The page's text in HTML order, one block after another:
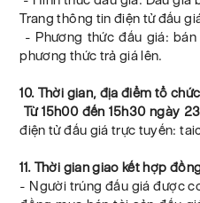
Trang thông tin điện tử đấu
- Phương thức đấu giá:
phương thức trả giá lên.
10. Thời gian, địa điểm tổ
Từ 15h00 đến 15h30 ngày
điện tử đấu giá trực tuyến:
11. Thời gian giao kết hợp
- Người trúng đấu giá được